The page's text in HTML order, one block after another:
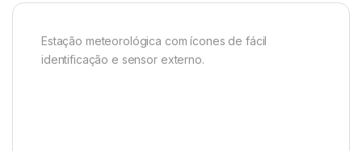
Estação meteorológica com ícones de fácil
identificação e sensor externo.